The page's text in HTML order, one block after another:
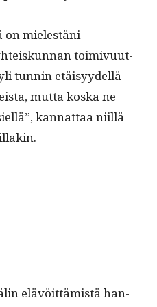
on mielestäni
toimivu­ut­
tun­nin etäisyy­del­lä
mut­ta kos­ka ne
kan­nat­taa niil­lä
elävöit­tämistä han­